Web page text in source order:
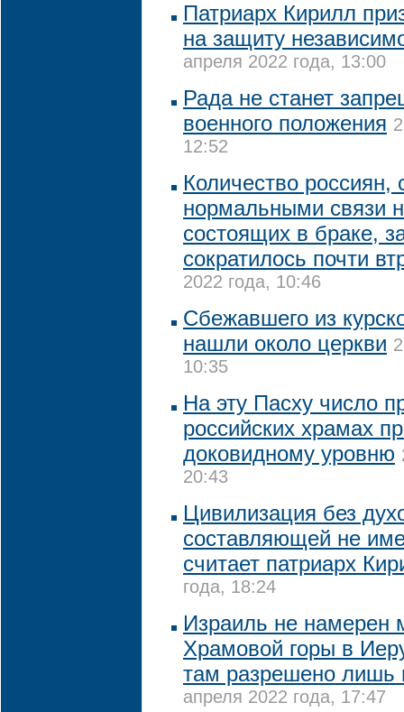
Патриарх Кирилл
на защиту
апреля 2022 года, 13:00
Рада не станет
военного положения
12:52
Количество
нормальными связи
состоящих в браке,
сократилось почти
2022 года, 10:46
Сбежавшего из
нашли около церкви
10:35
На эту Пасху число
российских храмах
доковидному уровню
20:43
Цивилизация без
составляющей не
считает патриарх
года, 18:24
Израиль не намерен
Храмовой горы в
там разрешено лишь
апреля 2022 года, 17:47